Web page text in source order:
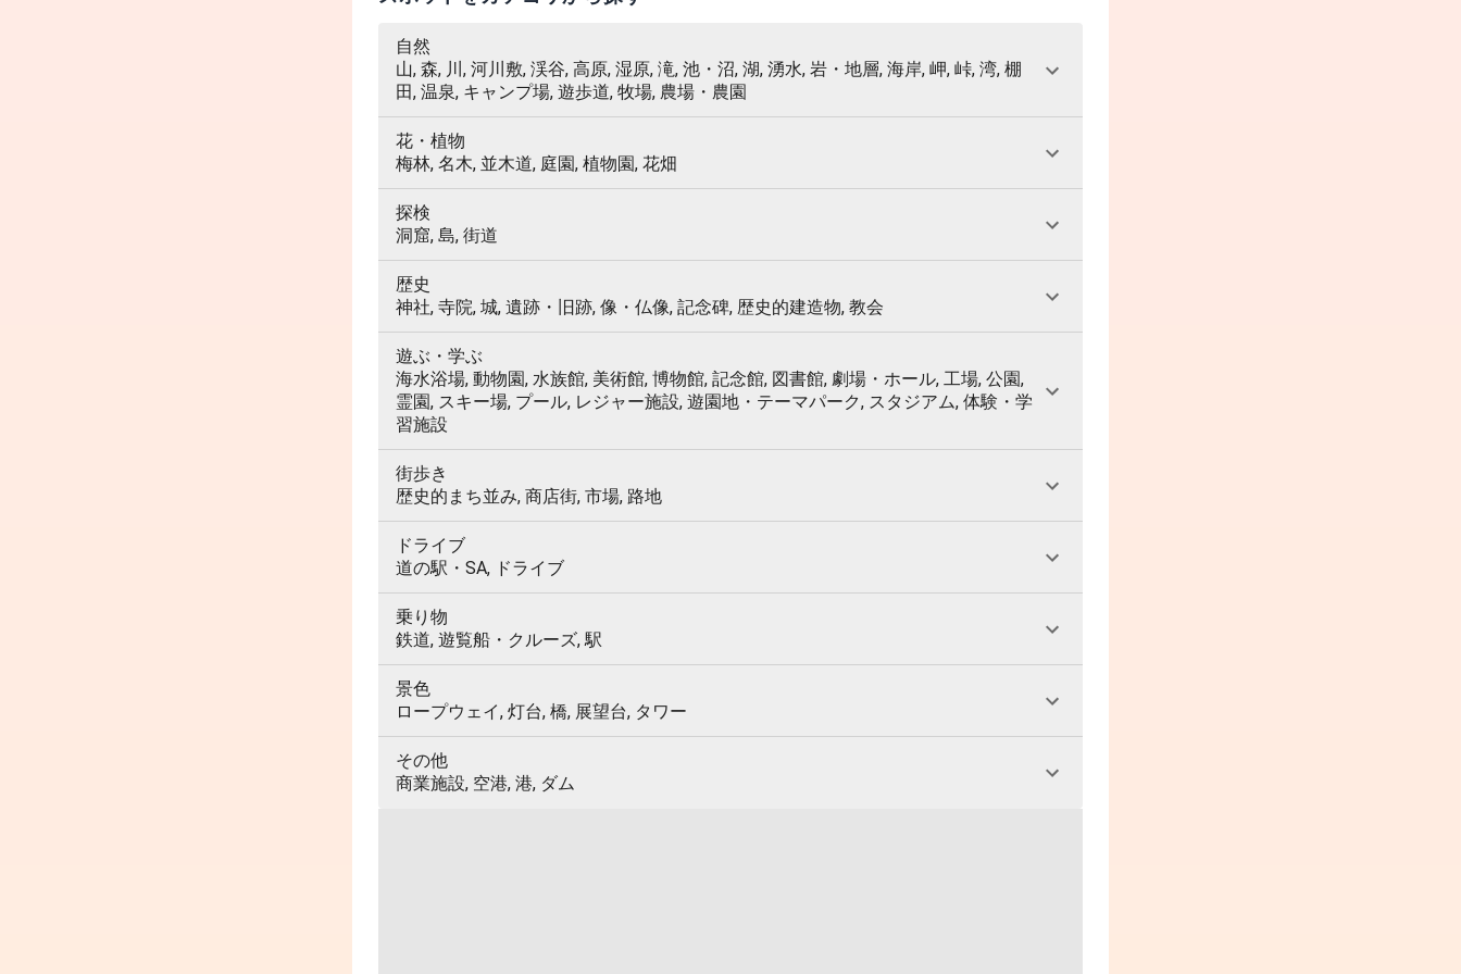
自然
山, 森, 川, 河川敷, 渓谷, 高原, 湿原, 滝, 池・沼, 湖, 湧水, 岩・地層, 海岸, 岬, 峠, 湾, 棚
田, 温泉, キャンプ場, 遊歩道, 牧場, 農場・農園
花・植物
梅林, 名木, 並木道, 庭園, 植物園, 花畑
探検
洞窟, 島, 街道
歴史
神社, 寺院, 城, 遺跡・旧跡, 像・仏像, 記念碑, 歴史的建造物, 教会
遊ぶ・学ぶ
海水浴場, 動物園, 水族館, 美術館, 博物館, 記念館, 図書館, 劇場・ホール, 工場, 公園,
霊園, スキー場, プール, レジャー施設, 遊園地・テーマパーク, スタジアム, 体験・学
習施設
街歩き
歴史的まち並み, 商店街, 市場, 路地
ドライブ
道の駅・SA, ドライブ
乗り物
鉄道, 遊覧船・クルーズ, 駅
景色
ロープウェイ, 灯台, 橋, 展望台, タワー
その他
商業施設, 空港, 港, ダム